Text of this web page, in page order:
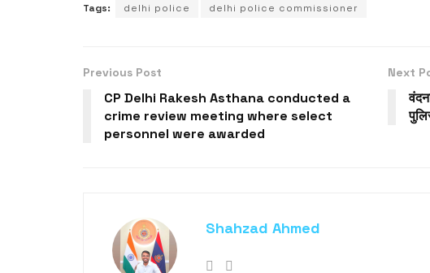
Tags: delhi police delhi police commissioner
Previous Post
CP Delhi Rakesh Asthana conducted a
crime review meeting where select
personnel were awarded
Next
Shahzad Ahmed